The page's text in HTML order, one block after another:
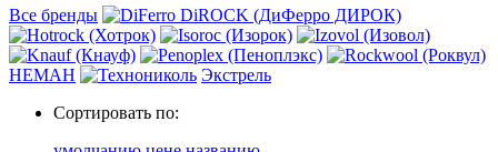
Все бренды
НЕМАН
Экстрель
Сортировать по: